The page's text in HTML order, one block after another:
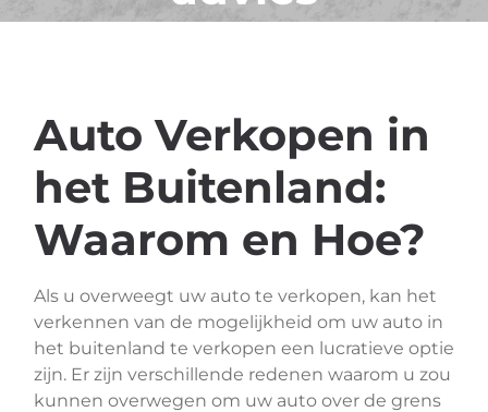
Auto Verkopen in
het Buitenland:
Waarom en Hoe?
Als u overweegt uw auto te verkopen, kan het
verkennen van de mogelijkheid om uw auto in
het buitenland te verkopen een lucratieve optie
zijn. Er zijn verschillende redenen waarom u zou
kunnen overwegen om uw auto over de grens